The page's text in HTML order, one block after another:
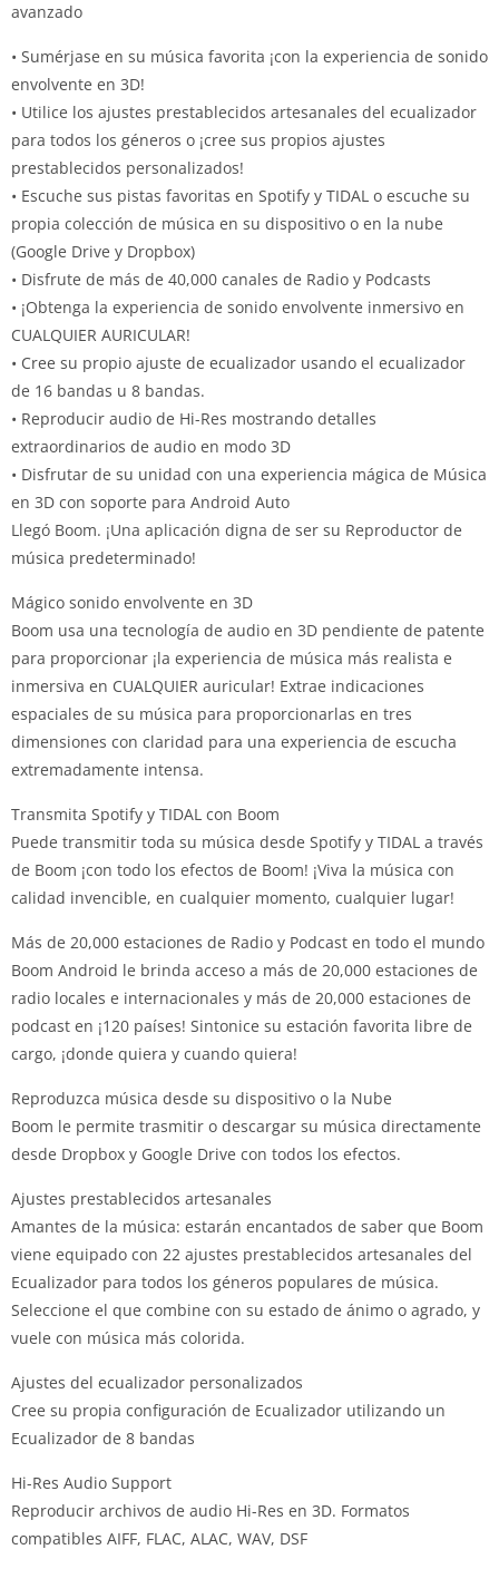
avanzado
• Sumérjase en su música favorita ¡con la experiencia de sonido
envolvente en 3D!
• Utilice los ajustes prestablecidos artesanales del ecualizador
para todos los géneros o ¡cree sus propios ajustes
prestablecidos personalizados!
• Escuche sus pistas favoritas en Spotify y TIDAL o escuche su
propia colección de música en su dispositivo o en la nube
(Google Drive y Dropbox)
• Disfrute de más de 40,000 canales de Radio y Podcasts
• ¡Obtenga la experiencia de sonido envolvente inmersivo en
CUALQUIER AURICULAR!
• Cree su propio ajuste de ecualizador usando el ecualizador
de 16 bandas u 8 bandas.
• Reproducir audio de Hi-Res mostrando detalles
extraordinarios de audio en modo 3D
• Disfrutar de su unidad con una experiencia mágica de Música
en 3D con soporte para Android Auto
Llegó Boom. ¡Una aplicación digna de ser su Reproductor de
música predeterminado!
Mágico sonido envolvente en 3D
Boom usa una tecnología de audio en 3D pendiente de patente
para proporcionar ¡la experiencia de música más realista e
inmersiva en CUALQUIER auricular! Extrae indicaciones
espaciales de su música para proporcionarlas en tres
dimensiones con claridad para una experiencia de escucha
extremadamente intensa.
Transmita Spotify y TIDAL con Boom
Puede transmitir toda su música desde Spotify y TIDAL a través
de Boom ¡con todo los efectos de Boom! ¡Viva la música con
calidad invencible, en cualquier momento, cualquier lugar!
Más de 20,000 estaciones de Radio y Podcast en todo el mundo
Boom Android le brinda acceso a más de 20,000 estaciones de
radio locales e internacionales y más de 20,000 estaciones de
podcast en ¡120 países! Sintonice su estación favorita libre de
cargo, ¡donde quiera y cuando quiera!
Reproduzca música desde su dispositivo o la Nube
Boom le permite trasmitir o descargar su música directamente
desde Dropbox y Google Drive con todos los efectos.
Ajustes prestablecidos artesanales
Amantes de la música: estarán encantados de saber que Boom
viene equipado con 22 ajustes prestablecidos artesanales del
Ecualizador para todos los géneros populares de música.
Seleccione el que combine con su estado de ánimo o agrado, y
vuele con música más colorida.
Ajustes del ecualizador personalizados
Cree su propia configuración de Ecualizador utilizando un
Ecualizador de 8 bandas
Hi-Res Audio Support
Reproducir archivos de audio Hi-Res en 3D. Formatos
compatibles AIFF, FLAC, ALAC, WAV, DSF